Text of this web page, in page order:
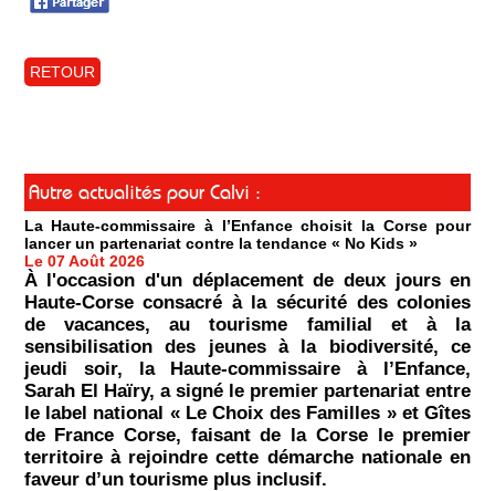
RETOUR
Autre actualités pour Calvi :
La Haute-commissaire à l’Enfance choisit la Corse pour
lancer un partenariat contre la tendance « No Kids »
Le 07 Août 2026
À l'occasion d'un déplacement de deux jours en
Haute-Corse consacré à la sécurité des colonies
de vacances, au tourisme familial et à la
sensibilisation des jeunes à la biodiversité, ce
jeudi soir, la Haute-commissaire à l’Enfance,
Sarah El Haïry, a signé le premier partenariat entre
le label national « Le Choix des Familles » et Gîtes
de France Corse, faisant de la Corse le premier
territoire à rejoindre cette démarche nationale en
faveur d’un tourisme plus inclusif.